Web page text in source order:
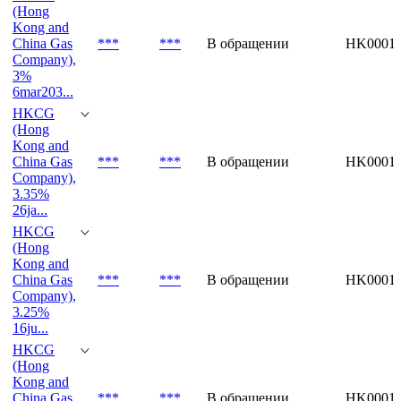
(Hong
Kong and
China Gas
Company),
3%
6mar203...
*** *** В обращении
HKCG
(Hong
Kong and
China Gas
Company),
3.35%
26ja...
*** *** В обращении
HKCG
(Hong
Kong and
China Gas
Company),
3.25%
16ju...
*** *** В обращении
HKCG
(Hong
Kong and
China Gas
*** *** В обращении